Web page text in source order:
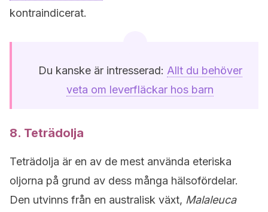
kontraindicerat.
Du kanske är intresserad: Allt du behöver
veta om leverfläckar hos barn
8. Teträdolja
Teträdolja är en av de mest använda eteriska
oljorna på grund av dess många hälsofördelar.
Den utvinns från en australisk växt, Malaleuca